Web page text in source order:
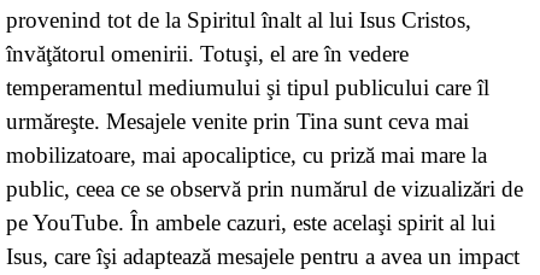
provenind tot de la Spiritul înalt al lui Isus Cristos,
învăţătorul omenirii. Totuşi, el are în vedere
temperamentul mediumului şi tipul publicului care îl
urmăreşte. Mesajele venite prin Tina sunt ceva mai
mobilizatoare, mai apocaliptice, cu priză mai mare la
public, ceea ce se observă prin numărul de vizualizări de
pe YouTube. În ambele cazuri, este acelaşi spirit al lui
Isus, care îşi adaptează mesajele pentru a avea un impact